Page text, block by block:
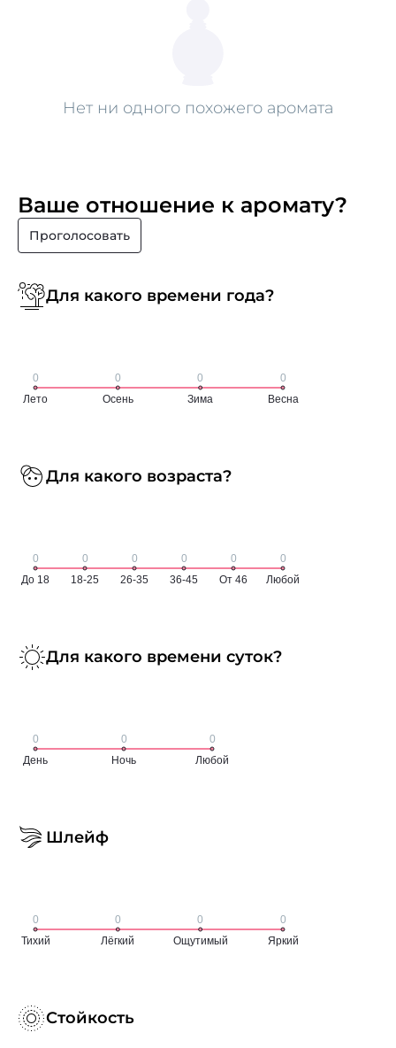
Нет ни одного похожего аромата
Ваше отношение к аромату?
Проголосовать
Для какого времени года?
Для какого возраста?
Для какого времени суток?
Шлейф
Стойкость